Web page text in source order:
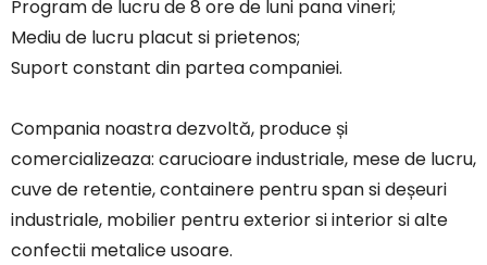
Program de lucru de 8 ore de luni pana vineri;
Mediu de lucru placut si prietenos;
Suport constant din partea companiei.
Compania noastra dezvoltă, produce și
comercializeaza: carucioare industriale, mese de lucru,
cuve de retentie, containere pentru span si deșeuri
industriale, mobilier pentru exterior si interior si alte
confectii metalice usoare.